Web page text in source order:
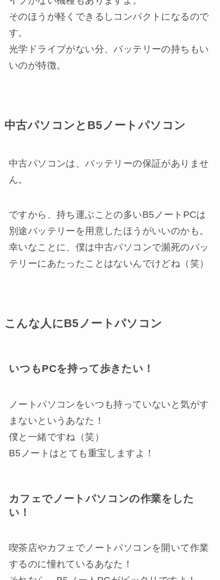
そのほうが軽くできるしコンパクトになるので
す。
光学ドライブがない分、バッテリーの持ちもい
いのが特徴。
中古パソコンとB5ノートパソコン
中古パソコンは、バッテリーの保証がありませ
ん。
ですから、持ち運ぶことの多いB5ノートPCは
別途バッテリーを用意したほうがいいのかも。
幸いなことに、僕は中古パソコンで瀕死のバッ
テリーにあたったことはないんでけどね（笑）
こんな人にB5ノートパソコン
いつもPCを持って歩きたい！
ノートパソコンをいつも持っていないと気がす
まないというあなた！
僕と一緒ですね（笑）
B5ノートはとても重宝しますよ！
カフェでノートパソコンの作業をした
い！
喫茶店やカフェでノートパソコンを開いて作業
するのに憧れているあなた！